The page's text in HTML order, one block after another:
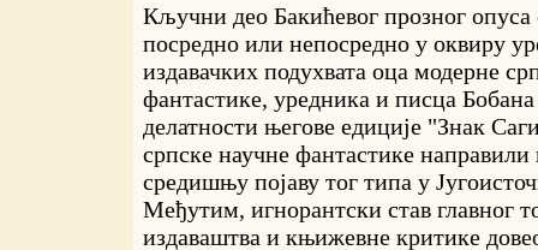
Кључни део Бакићевог прозног опуса
посредно или непосредно у оквиру
издавачких подухвата оца модерне
фантастике, уредника и писца
делатности његове едиције "Знак
српске научне фантастике направили
средишњу појаву тог типа у
Међутим, игнорантски став главног
издаваштва и књижевне критике